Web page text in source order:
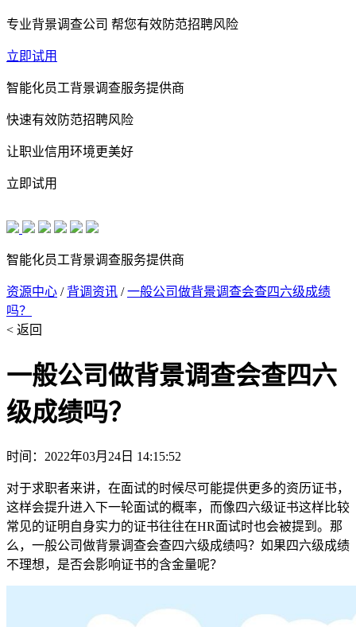
专业背景调查公司 帮您有效防范招聘风险
立即试用
智能化员工背景调查服务提供商
快速有效防范招聘风险
让职业信用环境更美好
立即试用
智能化员工背景调查服务提供商
资源中心 / 背调资讯 /一般公司做背景调查会查四六级成绩
吗？
< 返回
一般公司做背景调查会查四六
级成绩吗？
时间：2022年03月24日 14:15:52
对于求职者来讲，在面试的时候尽可能提供更多的资历证书，
这样会提升进入下一轮面试的概率，而像四六级证书这样比较
常见的证明自身实力的证书往往在HR面试时也会被提到。那
么，一般公司做背景调查会查四六级成绩吗？如果四六级成绩
不理想，是否会影响证书的含金量呢？